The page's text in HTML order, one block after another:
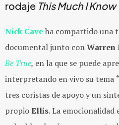
rodaje This Much I Know
Nick Caveha compartido una
documental junto conWarren
Be True, en la que se puede
interpretando en vivo su tema
tres coristas de apoyo y un
propioEllis. La emocionalidad